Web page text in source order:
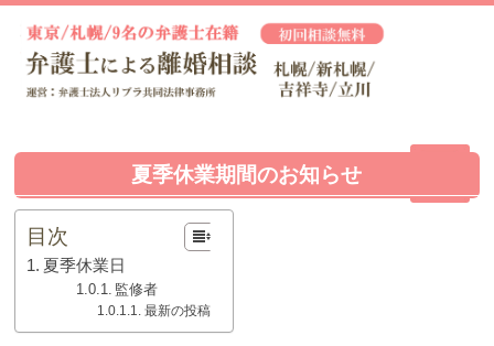
夏季休業期間のお知らせ
目次
夏季休業日
監修者
最新の投稿